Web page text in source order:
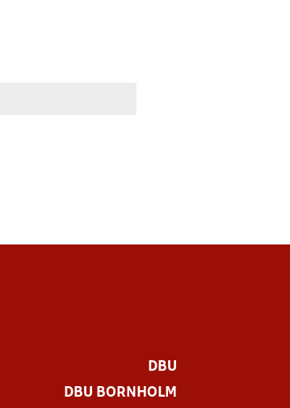
DBU
DBU BORNHOLM